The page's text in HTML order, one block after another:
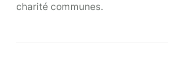
charité communes.